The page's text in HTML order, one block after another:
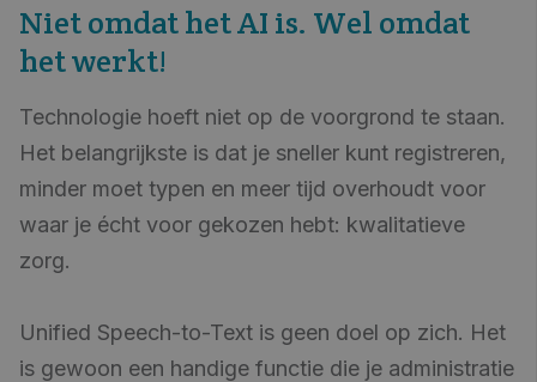
Niet omdat het AI is. Wel omdat
het werkt!
Technologie hoeft niet op de voorgrond te staan.
Het belangrijkste is dat je sneller kunt registreren,
minder moet typen en meer tijd overhoudt voor
waar je écht voor gekozen hebt: kwalitatieve
zorg.
Unified Speech-to-Text is geen doel op zich. Het
is gewoon een handige functie die je administratie